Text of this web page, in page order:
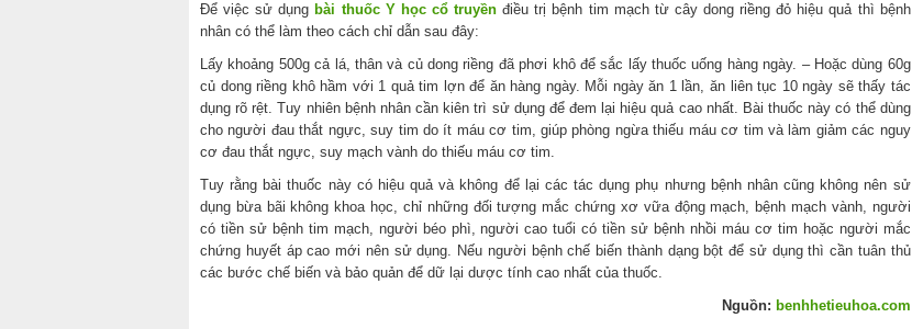
Để việc sử dụng bài thuốc Y học cổ truyền điều trị bệnh tim mạch từ cây dong riềng đỏ hiệu quả thì bệnh
nhân có thể làm theo cách chỉ dẫn sau đây:
Lấy khoảng 500g cả lá, thân và củ dong riềng đã phơi khô để sắc lấy thuốc uống hàng ngày. – Hoặc dùng 60g
củ dong riềng khô hầm với 1 quả tim lợn để ăn hàng ngày. Mỗi ngày ăn 1 lần, ăn liên tục 10 ngày sẽ thấy tác
dụng rõ rệt. Tuy nhiên bệnh nhân cần kiên trì sử dụng để đem lại hiệu quả cao nhất. Bài thuốc này có thể dùng
cho người đau thắt ngực, suy tim do ít máu cơ tim, giúp phòng ngừa thiếu máu cơ tim và làm giảm các nguy
cơ đau thắt ngực, suy mạch vành do thiếu máu cơ tim.
Tuy rằng bài thuốc này có hiệu quả và không để lại các tác dụng phụ nhưng bệnh nhân cũng không nên sử
dụng bừa bãi không khoa học, chỉ những đối tượng mắc chứng xơ vữa động mạch, bệnh mạch vành, người
có tiền sử bệnh tim mạch, người béo phì, người cao tuổi có tiền sử bệnh nhồi máu cơ tim hoặc người mắc
chứng huyết áp cao mới nên sử dụng. Nếu người bệnh chế biến thành dạng bột để sử dụng thì cần tuân thủ
các bước chế biến và bảo quản để dữ lại dược tính cao nhất của thuốc.
Nguồn: benhhetieuhoa.com